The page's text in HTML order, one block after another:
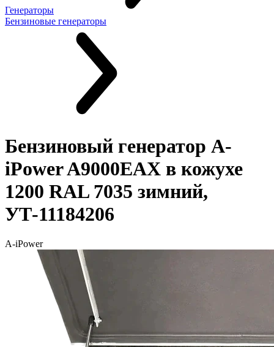
Генераторы
Бензиновые генераторы
Бензиновый генератор A-
iPower A9000EAX в кожухе
1200 RAL 7035 зимний,
УТ-11184206
A-iPower